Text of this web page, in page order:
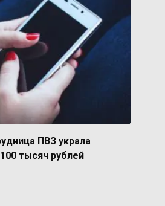
ПВЗ украла
тысяч рублей